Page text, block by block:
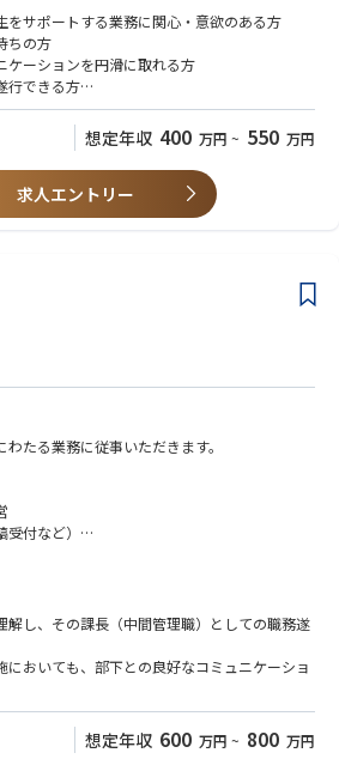
頂きます。審査は週３～４日程あり、基本はお
出張が多いお仕事です。（日帰り・宿泊を含
査は基本的にはございません。月曜が移動、火
ーンが多いです。
本拠を置き、全世界119か国に2,700拠点のオフ
えるプロフェッショナルを擁する世界最大の試
145年以上にわたる卓越したサービスの歴史と
ある精密さ、正確さを備え、お客様企業がGlob
you need to be sure」は、信頼性、完全性、
ミットメントであり、お客様企業の繁栄をお
です。
、Bluesign、Maine Pointe、Nutrasourceなど
ドを通じて専門的なサービスを提供していま
、進捗マネジメント
をサポートする業務に関心・意欲のある方
ちの方
ケーションを円滑に取れる方
行できる方
業務使用経験がある方歓迎
想定年収 400 万円 ~ 550 万円
求人エントリー
たる業務に従事いただきます。
付など）
作成
、進捗マネジメント
解し、その課長（中間管理職）としての職務遂
においても、部下との良好なコミュニケーショ
をサポートする業務に関心・意欲のある方
ニケーションを円滑に取れる方
行できる方
想定年収 600 万円 ~ 800 万円